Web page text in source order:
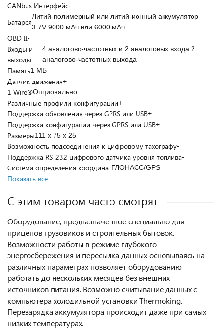
CANbus Интерфейс-
Батарея
Литий-полимерный или литий-ионный аккумулятор
3.7V 9000 мАч или 6000 мАч
OBD II-
Входы и
выходы
4 аналогово-частотных и 2 аналоговых входа 2
аналогово-частотных выхода
Память1 МБ
Датчик движения+
1 Wire®Опционально
Различные профили конфигурации+
Поддержка обновления через GPRS или USB+
Поддержка конфигурации через GPRS или USB+
Размеры111 x 75 x 25
Возможность подсоединения к цифровому тахографу-
Поддержка RS-232 цифрового датчика уровня топлива-
Cистема определения координатГЛОНАСС/GPS
Показать всё
С этим товаром часто смотрят
Оборудование, предназначенное специально для
прицепов грузовиков и строительных бытовок.
Возможности работы в режиме глубокого
энергосбережения и пересылка данных основываясь на
различных параметрах позволяет оборудованию
работать до нескольких месяцев без внешних
источников питания. Возможно считывание данных с
компьютера холодильной установки Thermoking.
Перезарядка аккумулятора происходит даже при самых
низких температурах.